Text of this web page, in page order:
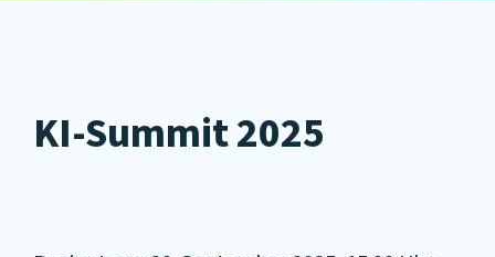
KI-Summit 2025